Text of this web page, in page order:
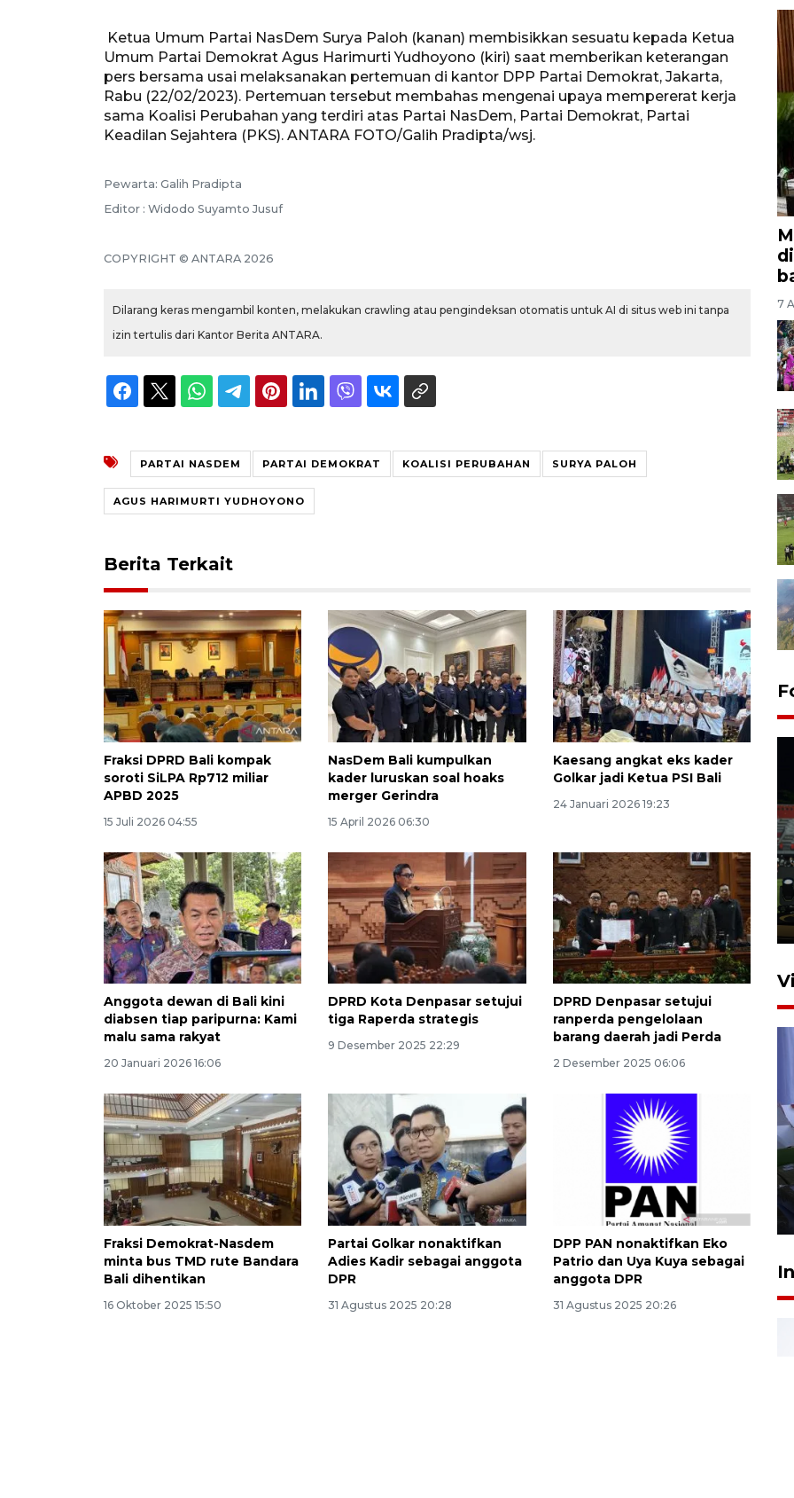
Ketua Umum Partai NasDem Surya Paloh (kanan) membisikkan sesuatu kepada Ketua
Umum Partai Demokrat Agus Harimurti Yudhoyono (kiri) saat memberikan keterangan
pers bersama usai melaksanakan pertemuan di kantor DPP Partai Demokrat, Jakarta,
Rabu (22/02/2023). Pertemuan tersebut membahas mengenai upaya mempererat kerja
sama Koalisi Perubahan yang terdiri atas Partai NasDem, Partai Demokrat, Partai
Keadilan Sejahtera (PKS). ANTARA FOTO/Galih Pradipta/wsj.
Pewarta: Galih Pradipta
Editor : Widodo Suyamto Jusuf
COPYRIGHT © ANTARA 2026
Dilarang keras mengambil konten, melakukan crawling atau pengindeksan otomatis untuk AI di situs web ini tanpa
izin tertulis dari Kantor Berita ANTARA.
PARTAI NASDEM PARTAI DEMOKRAT KOALISI PERUBAHAN SURYA PALOH
AGUS HARIMURTI YUDHOYONO
Berita Terkait
Fraksi DPRD Bali kompak
soroti SiLPA Rp712 miliar
APBD 2025
15 Juli 2026 04:55
NasDem Bali kumpulkan
kader luruskan soal hoaks
merger Gerindra
15 April 2026 06:30
Kaesang angkat eks kader
Golkar jadi Ketua PSI Bali
24 Januari 2026 19:23
Anggota dewan di Bali kini
diabsen tiap paripurna: Kami
malu sama rakyat
20 Januari 2026 16:06
DPRD Kota Denpasar setujui
tiga Raperda strategis
9 Desember 2025 22:29
DPRD Denpasar setujui
ranperda pengelolaan
barang daerah jadi Perda
2 Desember 2025 06:06
Fraksi Demokrat-Nasdem
minta bus TMD rute Bandara
Bali dihentikan
16 Oktober 2025 15:50
Partai Golkar nonaktifkan
Adies Kadir sebagai anggota
DPR
31 Agustus 2025 20:28
DPP PAN nonaktifkan Eko
Patrio dan Uya Kuya sebagai
anggota DPR
31 Agustus 2025 20:26
7
kemampuan tempur Perisai
Trisila Nusantara dalam
latihan di Kepri
5 Agustus 2026 16:28
Polisi tetapkan lima tersangka
pengeroyokan maling ayam di
Tabanan
27 Juli 2026 22:32